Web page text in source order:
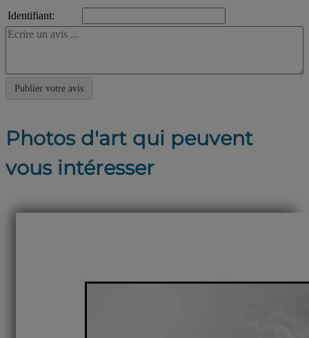
Identifiant:
Photos d'art qui peuvent
vous intéresser